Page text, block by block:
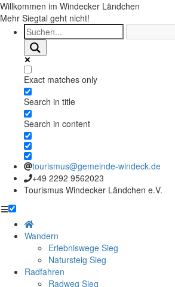
Willkommen im Windecker Ländchen
Mehr Siegtal geht nicht!
Exact matches only
Search in title
Search in content
tourismus@gemeinde-windeck.de
+49 2292 9562023
Tourismus Windecker Ländchen e.V.
☰
Wandern
Erlebniswege Sieg
Natursteig Sieg
Radfahren
Radweg Sieg